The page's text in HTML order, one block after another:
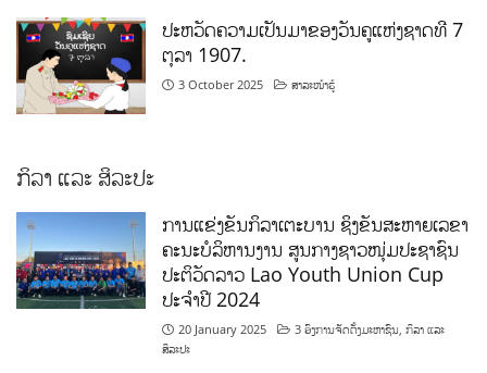
ປະຫວັດຄວາມເປັນມາຂອງວັນຄູແຫ່ງຊາດທີ 7
ຕຸລາ 1907.
3 October 2025 ສາລະໜ້າຮູ້
ກິລາ ແລະ ສິລະປະ
ການແຂ່ງຂັນກິລາເຕະບານ ຊິງຂັນສະຫາຍເລຂາ
ຄະນະບໍລິຫານງານ ສູນກາງຊາວໜຸ່ມປະຊາຊົນ
ປະຕິວັດລາວ Lao Youth Union Cup
ປະຈຳປີ 2024
20 January 2025 3 ອົງການຈັດຕັ້ງມະຫາຊົນ,ກິລາ ແລະ
ສິລະປະ